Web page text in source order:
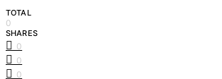
TOTAL
0
SHARES
0
0
0